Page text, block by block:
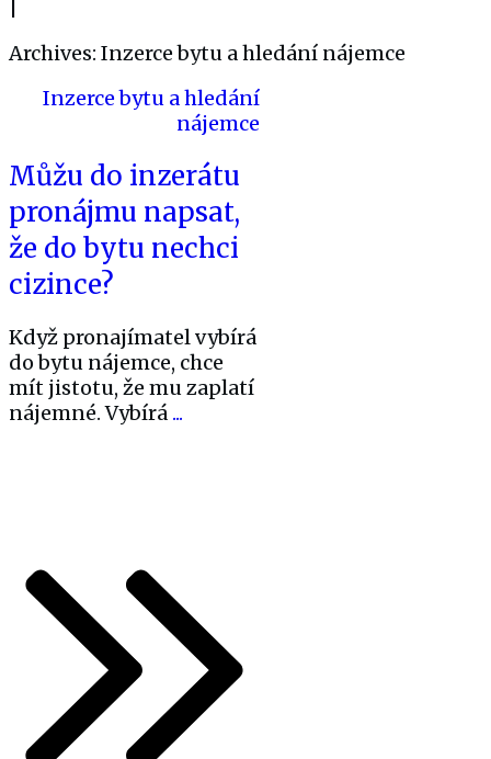
Archives: Inzerce bytu a hledání nájemce
Inzerce bytu a hledání
nájemce
Můžu do inzerátu
pronájmu napsat,
že do bytu nechci
cizince?
Když pronajímatel vybírá
do bytu nájemce, chce
mít jistotu, že mu zaplatí
nájemné. Vybírá ...